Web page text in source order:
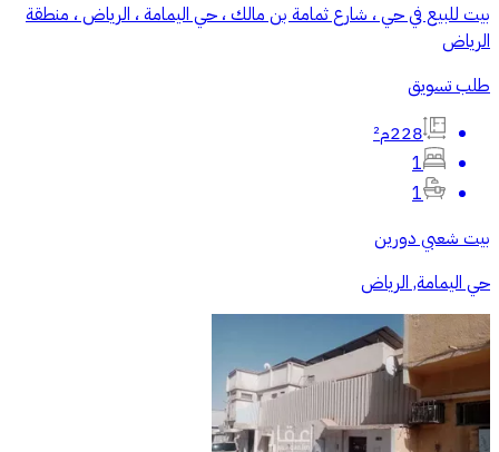
بيت للبيع في حي ، شارع ثمامة بن مالك ، حي اليمامة ، الرياض ، منطقة
الرياض
طلب تسويق
228م²
1
1
بيت شعبي دورين
حي اليمامة, الرياض